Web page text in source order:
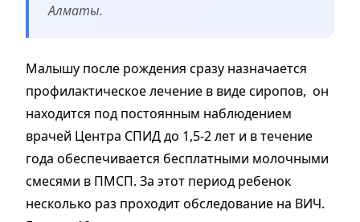
Алматы.
Малышу после рождения сразу назначается
профилактическое лечение в виде сиропов, он
находится под постоянным наблюдением
врачей Центра СПИД до 1,5-2 лет и в течение
года обеспечивается бесплатными молочными
смесями в ПМСП. За этот период ребенок
несколько раз проходит обследование на ВИЧ.